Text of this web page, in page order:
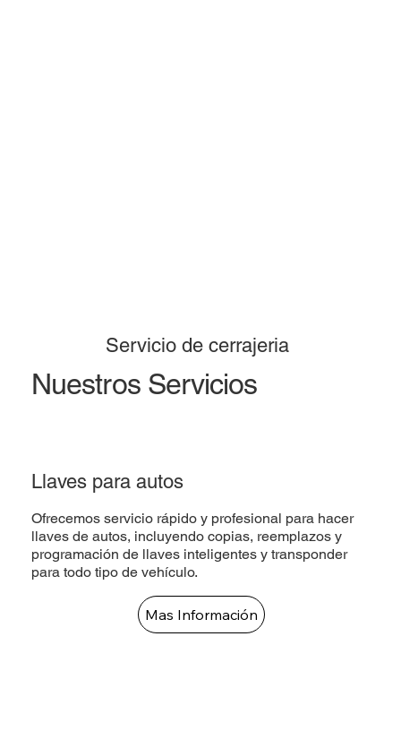
Nuestros Servicios
Servicio de cerrajeria
Llaves para autos
Ofrecemos servicio rápido y profesional para hacer
llaves de autos, incluyendo copias, reemplazos y
programación de llaves inteligentes y transponder
para todo tipo de vehículo.
Mas Información